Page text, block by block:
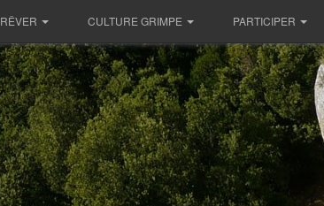
RÊVER CULTURE GRIMPE PARTICIPER